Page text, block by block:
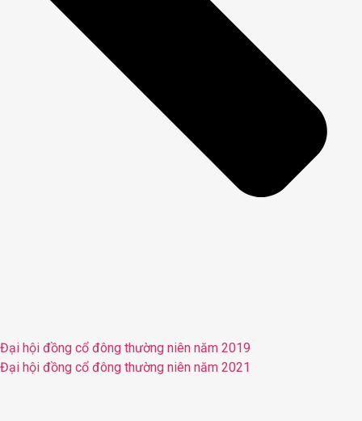
Đại hội đồng cổ đông thường niên năm 2019
Đại hội đồng cổ đông thường niên năm 2021